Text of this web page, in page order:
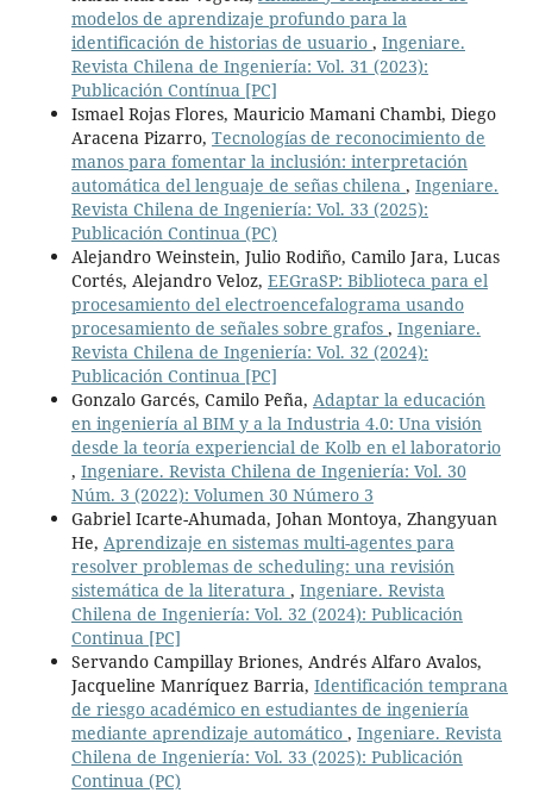
modelos de aprendizaje profundo para la
identificación de historias de usuario , Ingeniare.
Revista Chilena de Ingeniería: Vol. 31 (2023):
Publicación Contínua [PC]
Ismael Rojas Flores, Mauricio Mamani Chambi, Diego
Aracena Pizarro, Tecnologías de reconocimiento de
manos para fomentar la inclusión: interpretación
automática del lenguaje de señas chilena , Ingeniare.
Revista Chilena de Ingeniería: Vol. 33 (2025):
Publicación Continua (PC)
Alejandro Weinstein, Julio Rodiño, Camilo Jara, Lucas
Cortés, Alejandro Veloz, EEGraSP: Biblioteca para el
procesamiento del electroencefalograma usando
procesamiento de señales sobre grafos , Ingeniare.
Revista Chilena de Ingeniería: Vol. 32 (2024):
Publicación Continua [PC]
Gonzalo Garcés, Camilo Peña, Adaptar la educación
en ingeniería al BIM y a la Industria 4.0: Una visión
desde la teoría experiencial de Kolb en el laboratorio
, Ingeniare. Revista Chilena de Ingeniería: Vol. 30
Núm. 3 (2022): Volumen 30 Número 3
Gabriel Icarte-Ahumada, Johan Montoya, Zhangyuan
He, Aprendizaje en sistemas multi-agentes para
resolver problemas de scheduling: una revisión
sistemática de la literatura , Ingeniare. Revista
Chilena de Ingeniería: Vol. 32 (2024): Publicación
Continua [PC]
Servando Campillay Briones, Andrés Alfaro Avalos,
Jacqueline Manríquez Barria, Identificación temprana
de riesgo académico en estudiantes de ingeniería
mediante aprendizaje automático , Ingeniare. Revista
Chilena de Ingeniería: Vol. 33 (2025): Publicación
Continua (PC)